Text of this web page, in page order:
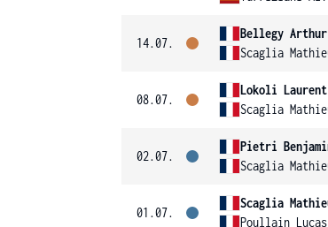
14.07.
Bellegy Arthur
Scaglia
08.07.
Lokoli Laurent
Scaglia
02.07.
Pietri
Scaglia
01.07.
Scaglia
Poullain Lucas